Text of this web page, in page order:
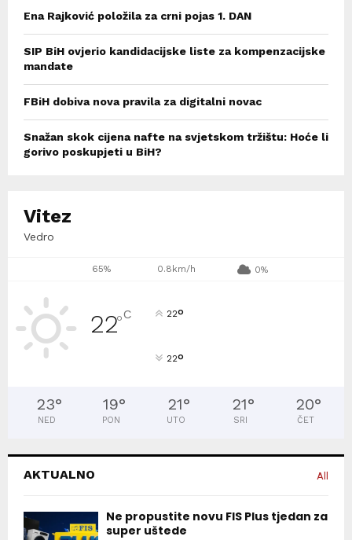
Ena Rajković položila za crni pojas 1. DAN
SIP BiH ovjerio kandidacijske liste za kompenzacijske
mandate
FBiH dobiva nova pravila za digitalni novac
Snažan skok cijena nafte na svjetskom tržištu: Hoće li
gorivo poskupjeti u BiH?
Vitez
Vedro
65% 0.8km/h 0%
22°C 22°
22°
23°
NED
19°
PON
21°
UTO
21°
SRI
20°
ČET
AKTUALNO All
Ne propustite novu FIS Plus tjedan za
super uštede